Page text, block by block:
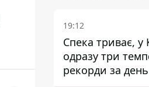
19:12
Спека триває, у
одразу три
рекорди за день